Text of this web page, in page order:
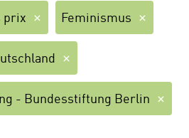
prix Feminismus
- Bundesstiftung Berlin